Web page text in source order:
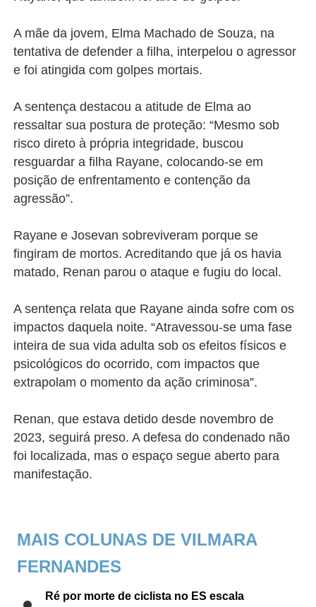
A mãe da jovem, Elma Machado de Souza, na
tentativa de defender a filha, interpelou o agressor
e foi atingida com golpes mortais.
A sentença destacou a atitude de Elma ao
ressaltar sua postura de proteção: “Mesmo sob
risco direto à própria integridade, buscou
resguardar a filha Rayane, colocando-se em
posição de enfrentamento e contenção da
agressão”.
Rayane e Josevan sobreviveram porque se
fingiram de mortos. Acreditando que já os havia
matado, Renan parou o ataque e fugiu do local.
A sentença relata que Rayane ainda sofre com os
impactos daquela noite. “Atravessou-se uma fase
inteira de sua vida adulta sob os efeitos físicos e
psicológicos do ocorrido, com impactos que
extrapolam o momento da ação criminosa”.
Renan, que estava detido desde novembro de
2023, seguirá preso. A defesa do condenado não
foi localizada, mas o espaço segue aberto para
manifestação.
MAIS COLUNAS DE VILMARA
FERNANDES
Ré por morte de ciclista no ES escala